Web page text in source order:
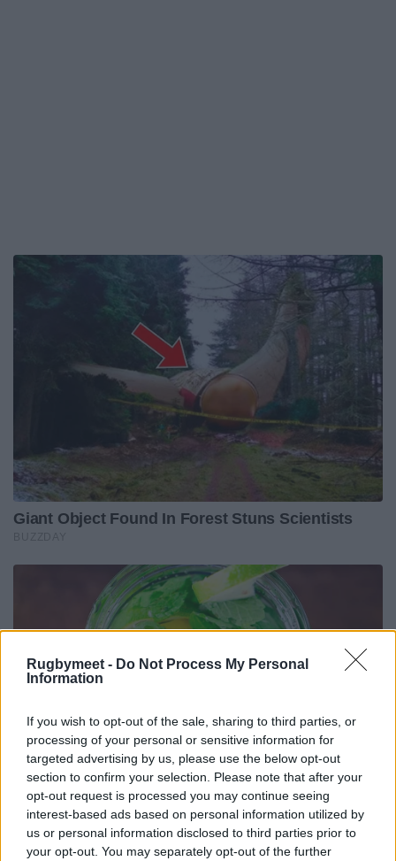
Rugbymeet - Do Not Process My Personal
Information
If you wish to opt-out of the sale, sharing to third parties, or
processing of your personal or sensitive information for
targeted advertising by us, please use the below opt-out
section to confirm your selection. Please note that after your
opt-out request is processed you may continue seeing
interest-based ads based on personal information utilized by
us or personal information disclosed to third parties prior to
your opt-out. You may separately opt-out of the further